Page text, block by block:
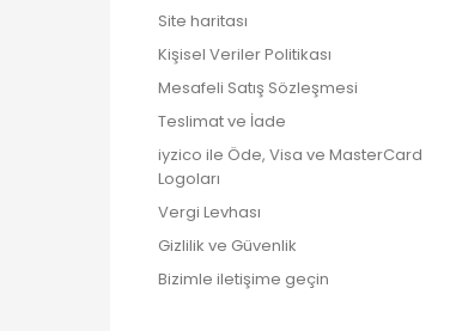
Site haritası
Kişisel Veriler Politikası
Mesafeli Satış Sözleşmesi
Teslimat ve İade
iyzico ile Öde, Visa ve MasterCard
Logoları
Vergi Levhası
Gizlilik ve Güvenlik
Bizimle iletişime geçin